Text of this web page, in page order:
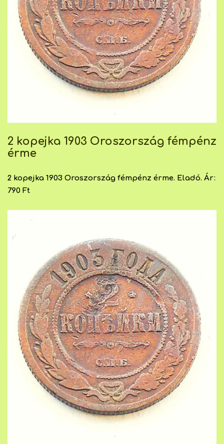
2 kopejka 1903 Oroszország fémpénz
érme
2 kopejka 1903 Oroszország fémpénz érme. Eladó. Ár:
790 Ft